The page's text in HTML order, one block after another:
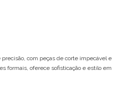
com peças de corte impecável e
formais, oferece sofisticação e estilo em